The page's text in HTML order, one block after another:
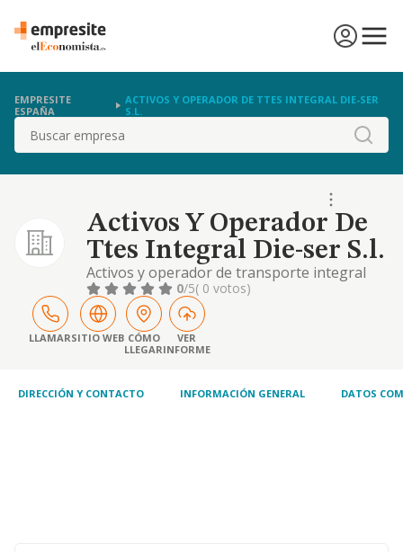
EMPRESITE
ESPAÑA
ACTIVOS Y OPERADOR DE TTES INTEGRAL DIE-SER
S.L.
Buscar
Activos Y Operador De
Ttes Integral Die-ser S.l.
Activos y operador de transporte integral
0/5( 0 votos)
LLAMARSITIO WEB CÓMO
LLEGAR
VER
INFORME
DIRECCIÓN Y CONTACTO INFORMACIÓN GENERAL DATOS